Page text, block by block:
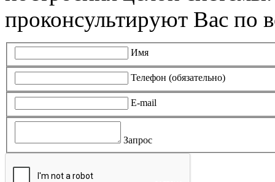
проконсультируют Вас по
Имя
Телефон (обязательно)
E-mail
Запрос